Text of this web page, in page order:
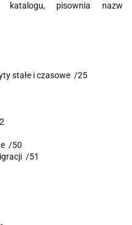
katalogu, pisownia nazw
stałe i czasowe /25
/50
/51